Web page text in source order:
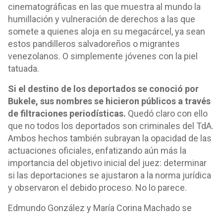
cinematográficas en las que muestra al mundo la
humillación y vulneración de derechos a las que
somete a quienes aloja en su megacárcel, ya sean
estos pandilleros salvadoreños o migrantes
venezolanos. O simplemente jóvenes con la piel
tatuada.
Si el destino de los deportados se conoció por
Bukele, sus nombres se hicieron públicos a través
de filtraciones periodísticas. Quedó claro con ello
que no todos los deportados son criminales del TdA.
Ambos hechos también subrayan la opacidad de las
actuaciones oficiales, enfatizando aún más la
importancia del objetivo inicial del juez: determinar
si las deportaciones se ajustaron a la norma jurídica
y observaron el debido proceso. No lo parece.
Edmundo González y María Corina Machado se